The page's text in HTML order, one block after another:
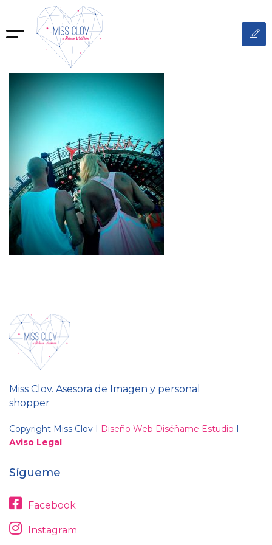
Miss Clov. Asesora de Imagen y personal
shopper
Copyright Miss Clov I Diseño Web Diséñame Estudio I
Aviso Legal
Sígueme
Facebook
Instagram